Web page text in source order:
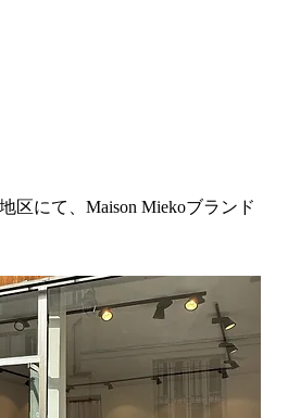
区にて、Maison Miekoブランド